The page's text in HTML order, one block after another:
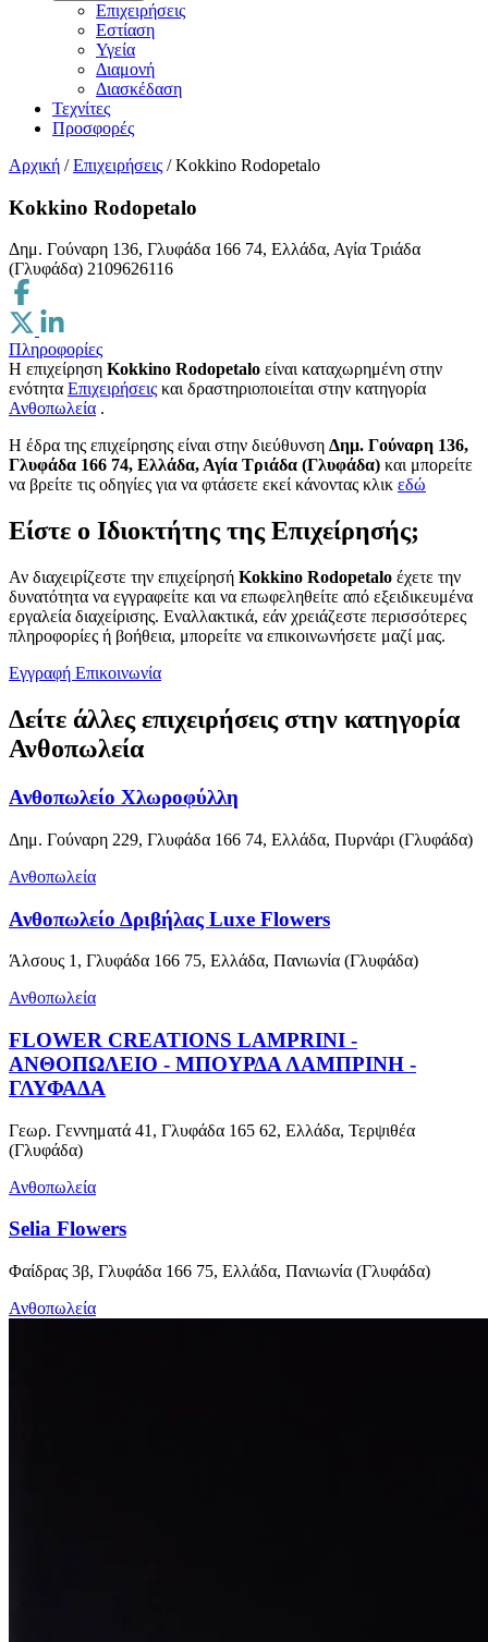
Επιχειρήσεις
Εστίαση
Υγεία
Διαμονή
Διασκέδαση
Τεχνίτες
Προσφορές
Αρχική / Επιχειρήσεις / Kokkino Rodopetalo
Kokkino Rodopetalo
Δημ. Γούναρη 136, Γλυφάδα 166 74, Ελλάδα, Αγία Τριάδα
(Γλυφάδα) 2109626116
Πληροφορίες
Η επιχείρηση Kokkino Rodopetalo είναι καταχωρημένη στην
ενότητα Επιχειρήσεις και δραστηριοποιείται στην κατηγορία
Ανθοπωλεία .
H έδρα της επιχείρησης είναι στην διεύθυνση Δημ. Γούναρη 136,
Γλυφάδα 166 74, Ελλάδα, Αγία Τριάδα (Γλυφάδα) και μπορείτε
να βρείτε τις οδηγίες για να φτάσετε εκεί κάνοντας κλικ εδώ
Είστε ο Ιδιοκτήτης της Επιχείρησής;
Αν διαχειρίζεστε την επιχείρησή Kokkino Rodopetalo έχετε την
δυνατότητα να εγγραφείτε και να επωφεληθείτε από εξειδικευμένα
εργαλεία διαχείρισης. Εναλλακτικά, εάν χρειάζεστε περισσότερες
πληροφορίες ή βοήθεια, μπορείτε να επικοινωνήσετε μαζί μας.
Εγγραφή Επικοινωνία
Δείτε άλλες επιχειρήσεις στην κατηγορία
Ανθοπωλεία
Ανθοπωλείο Χλωροφύλλη
Δημ. Γούναρη 229, Γλυφάδα 166 74, Ελλάδα, Πυρνάρι (Γλυφάδα)
Ανθοπωλεία
Ανθοπωλείο Δριβήλας Luxe Flowers
Άλσους 1, Γλυφάδα 166 75, Ελλάδα, Πανιωνία (Γλυφάδα)
Ανθοπωλεία
FLOWER CREATIONS LAMPRINI -
ΑΝΘΟΠΩΛΕΙΟ - ΜΠΟΥΡΔΑ ΛΑΜΠΡΙΝΗ -
ΓΛΥΦΑΔΑ
Γεωρ. Γεννηματά 41, Γλυφάδα 165 62, Ελλάδα, Τερψιθέα
(Γλυφάδα)
Ανθοπωλεία
Selia Flowers
Φαίδρας 3β, Γλυφάδα 166 75, Ελλάδα, Πανιωνία (Γλυφάδα)
Ανθοπωλεία